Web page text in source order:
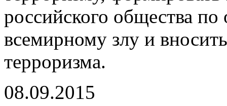
российского общества
всемирному злу и
терроризма.
08.09.2015